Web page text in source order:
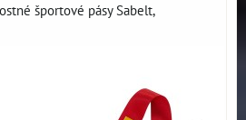
športové pásy Sabelt,